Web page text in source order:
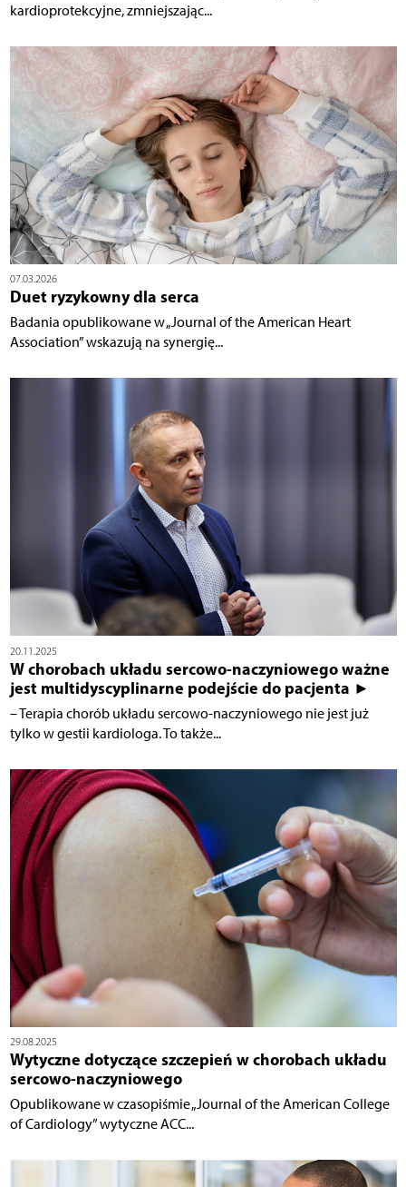
kardioprotekcyjne, zmniejszając...
07.03.2026
Duet ryzykowny dla serca
Badania opublikowane w „Journal of the American Heart
Association” wskazują na synergię...
20.11.2025
W chorobach układu sercowo-naczyniowego ważne
jest multidyscyplinarne podejście do pacjenta ►
– Terapia chorób układu sercowo-naczyniowego nie jest już
tylko w gestii kardiologa. To także...
29.08.2025
Wytyczne dotyczące szczepień w chorobach układu
sercowo-naczyniowego
Opublikowane w czasopiśmie „Journal of the American College
of Cardiology” wytyczne ACC...